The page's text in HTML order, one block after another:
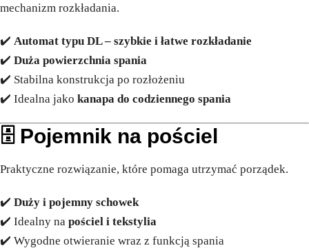
mechanizm rozkładania.
✔️ Automat typu DL – szybkie i łatwe rozkładanie
✔️ Duża powierzchnia spania
✔️ Stabilna konstrukcja po rozłożeniu
✔️ Idealna jako kanapa do codziennego spania
🗄️ Pojemnik na pościel
Praktyczne rozwiązanie, które pomaga utrzymać porządek.
✔️ Duży i pojemny schowek
✔️ Idealny na pościel i tekstylia
✔️ Wygodne otwieranie wraz z funkcją spania